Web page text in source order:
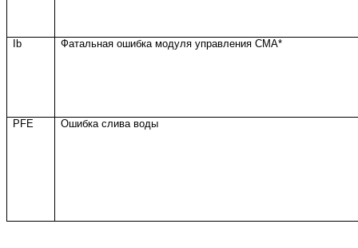
Ib Фатальная ошибка модуля управления СМА*
PFE Ошибка слива воды